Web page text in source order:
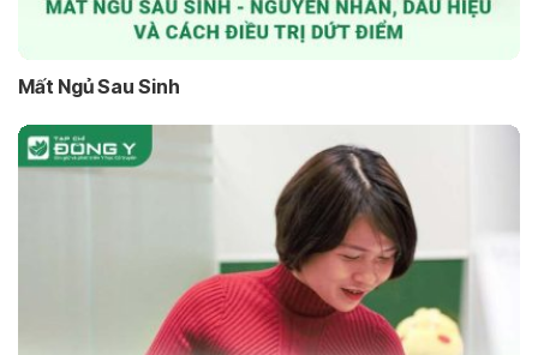
Mất Ngủ Sau Sinh